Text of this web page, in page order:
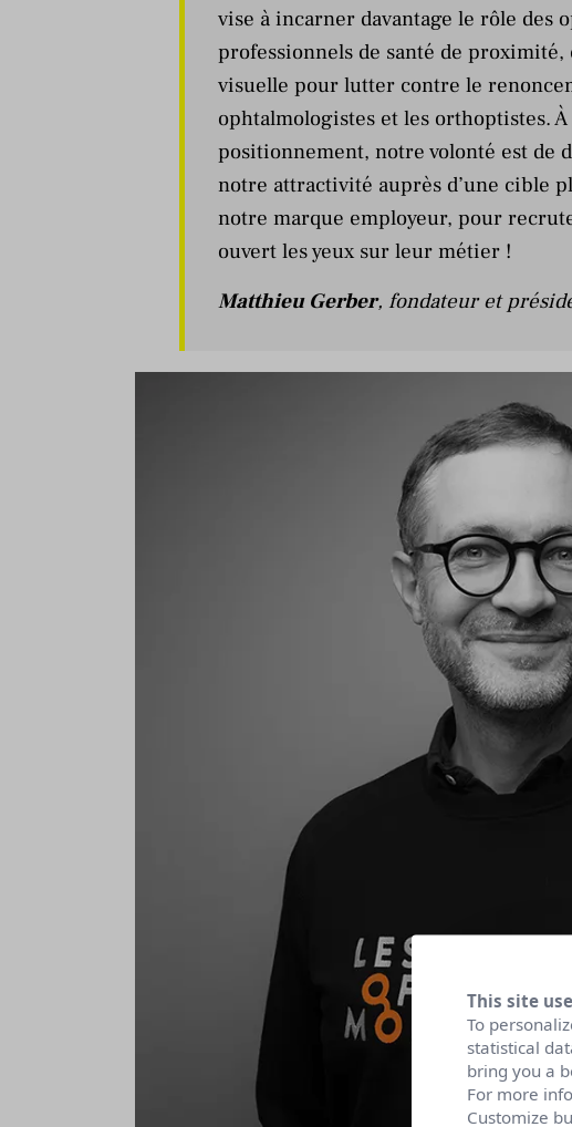
vise à incarner davantage le rôle des
professionnels de santé de proximité,
visuelle pour lutter contre le
ophtalmologistes et les orthoptistes.
positionnement, notre volonté est de
notre attractivité auprès d’une cible
notre marque employeur, pour
ouvert les yeux sur leur métier !
Matthieu Gerber, fondateur et
This site
To
statistical
bring you a
For more
Customize